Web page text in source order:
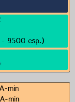
9500 esp.)